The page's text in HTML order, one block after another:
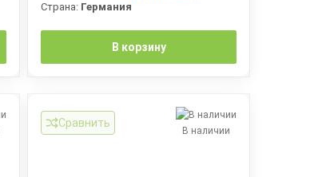
Страна: Германия
В корзину
Сравнить
В наличии